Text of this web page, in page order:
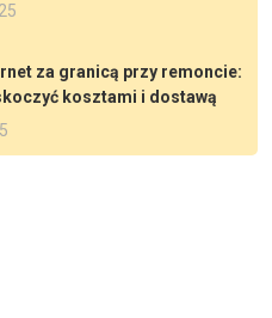
za granicą przy remoncie:
kosztami i dostawą